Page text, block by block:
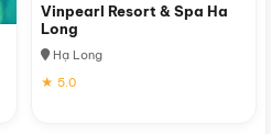
Vinpearl Resort & Spa Ha
Long
Hạ Long
★ 5.0